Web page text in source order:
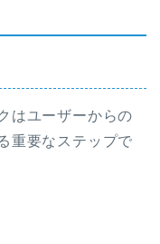
はユーザーからの
重要なステップで